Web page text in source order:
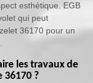
esthétique. EGB
qui peut
36170 pour un
les travaux de
36170 ?